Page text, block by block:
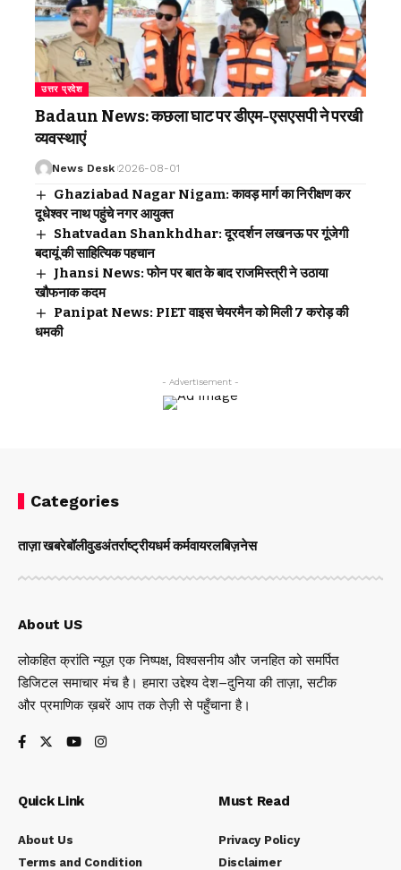
उत्तर प्रदेश
Badaun News: कछला घाट पर डीएम-एसएसपी ने परखी
व्यवस्थाएं
News Desk 2026-08-01
Ghaziabad Nagar Nigam: कावड़ मार्ग का निरीक्षण कर
दूधेश्वर नाथ पहुंचे नगर आयुक्त
Shatvadan Shankhdhar: दूरदर्शन लखनऊ पर गूंजेगी
बदायूं की साहित्यिक पहचान
Jhansi News: फोन पर बात के बाद राजमिस्त्री ने उठाया
खौफनाक कदम
Panipat News: PIET वाइस चेयरमैन को मिली 7 करोड़ की
धमकी
- Advertisement -
Categories
ताज़ा खबरेबॉलीवुडअंतर्राष्ट्रीयधर्म कर्मवायरलबिज़नेस
About US
लोकहित क्रांति न्यूज़ एक निष्पक्ष, विश्वसनीय और जनहित को समर्पित
डिजिटल समाचार मंच है। हमारा उद्देश्य देश–दुनिया की ताज़ा, सटीक
और प्रमाणिक ख़बरें आप तक तेज़ी से पहुँचाना है।
Quick Link
About Us
Terms and Condition
Must Read
Privacy Policy
Disclaimer